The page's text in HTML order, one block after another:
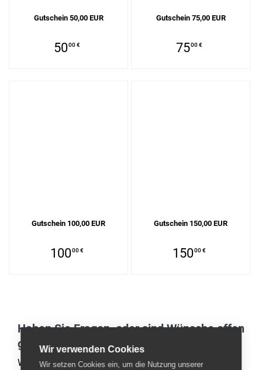
Gutschein 50,00 EUR
5000 €
Gutschein 75,00 EUR
7500 €
Gutschein 100,00 EUR
10000 €
Gutschein 150,00 EUR
15000 €
Haben Sie Fragen, oder sind Wünsche offen
geblieben!?
Wir geben täglich unser Bestes, um unseren Kunden
Wir verwenden Cookies
Wir setzen Cookies ein, um die Nutzung unserer